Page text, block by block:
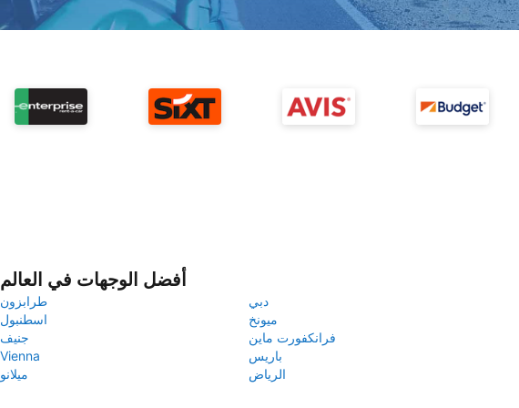
أفضل الوجهات في العالم
طرابزون
دبي
اسطنبول
ميونخ
جنيف
فرانكفورت ماين
Vienna
باريس
ميلانو
الرياض